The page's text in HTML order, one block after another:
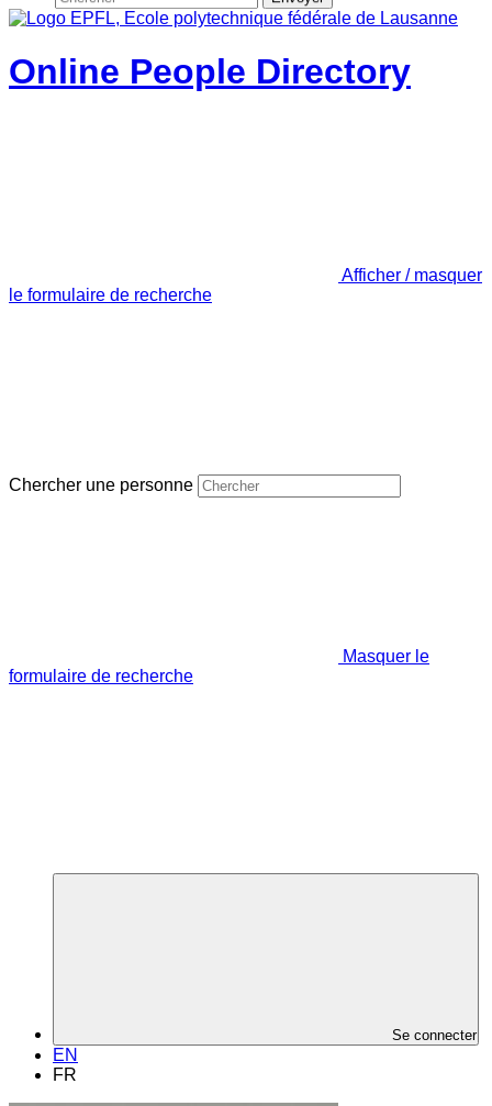
Online People Directory
Afficher / masquer
le formulaire de recherche
Chercher une personne
Masquer le
formulaire de recherche
Se connecter
EN
FR